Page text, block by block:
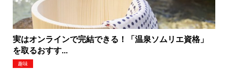
実はオンラインで完結できる！「温泉ソムリエ資格」
を取るおすす...
趣味